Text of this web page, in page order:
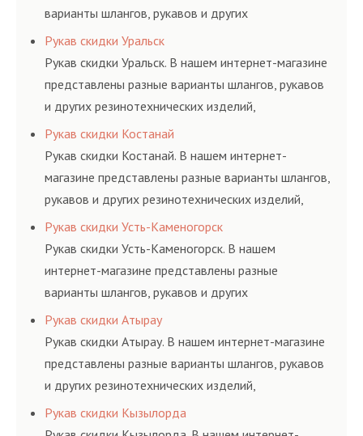
варианты шлангов, рукавов и других
резинотехнических изделий, соответствующих
ГОСТам, техническим условиям и нормативам.
Рукав скидки Уральск
Рукав скидки Уральск. В нашем интернет-магазине
представлены разные варианты шлангов, рукавов
и других резинотехнических изделий,
соответствующих ГОСТам, техническим условиям
и нормативам.
Рукав скидки Костанай
Рукав скидки Костанай. В нашем интернет-
магазине представлены разные варианты шлангов,
рукавов и других резинотехнических изделий,
соответствующих ГОСТам, техническим условиям
и нормативам.
Рукав скидки Усть-Каменогорск
Рукав скидки Усть-Каменогорск. В нашем
интернет-магазине представлены разные
варианты шлангов, рукавов и других
резинотехнических изделий, соответствующих
ГОСТам, техническим условиям и нормативам.
Рукав скидки Атырау
Рукав скидки Атырау. В нашем интернет-магазине
представлены разные варианты шлангов, рукавов
и других резинотехнических изделий,
соответствующих ГОСТам, техническим условиям
и нормативам.
Рукав скидки Кызылорда